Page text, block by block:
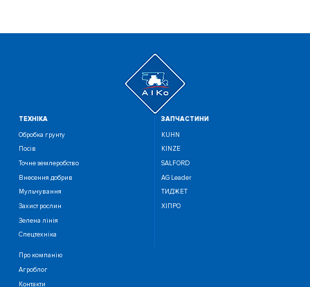
ТЕХНIКА
Обробка грунту
Посiв
Точне землеробство
Внесення добрив
Мульчування
Захист рослин
Зелена лінія
Спецтехніка
ЗАПЧАСТИНИ
KUHN
KINZE
SALFORD
AG Leader
ТИДЖЕТ
ХІПРО
Про компанію
Агроблог
Контакти